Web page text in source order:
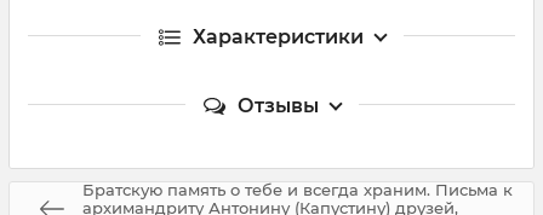
Характеристики
Отзывы
Братскую память о тебе и всегда храним. Письма к
архимандриту Антонину (Капустину) друзей,